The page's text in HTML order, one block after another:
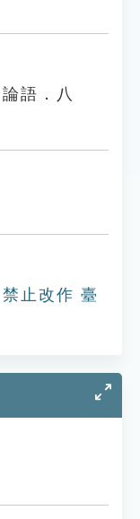
語．八
止改作 臺